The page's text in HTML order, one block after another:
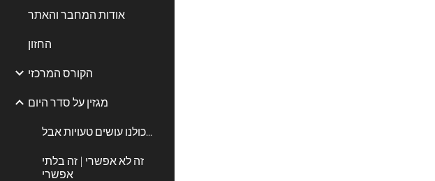
אודות המחבר והאתר
החזון
הקורס המרכזי
מגזין על סדר היום
כולנו עושים טעויות אבל...
זה לא אפשרי | זה בלתי
אפשרי